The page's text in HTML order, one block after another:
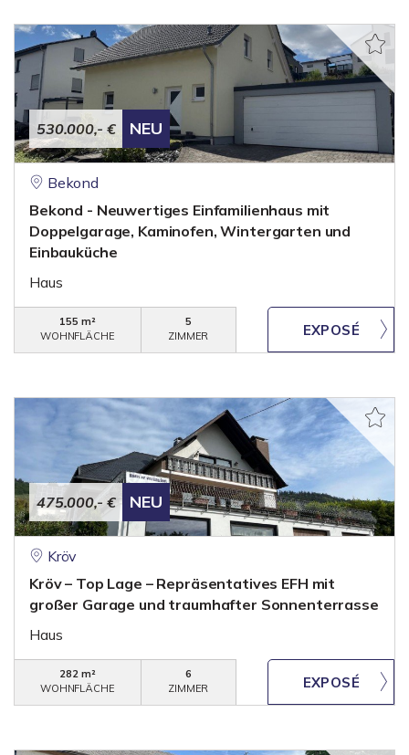
530.000,- € NEU
Bekond
Bekond - Neuwertiges Einfamilienhaus mit
Doppelgarage, Kaminofen, Wintergarten und
Einbauküche
Haus
155 m²
WOHNFLÄCHE
5
ZIMMER
475.000,- € NEU
Kröv
Kröv – Top Lage – Repräsentatives EFH mit
großer Garage und traumhafter Sonnenterrasse
Haus
282 m²
WOHNFLÄCHE
6
ZIMMER